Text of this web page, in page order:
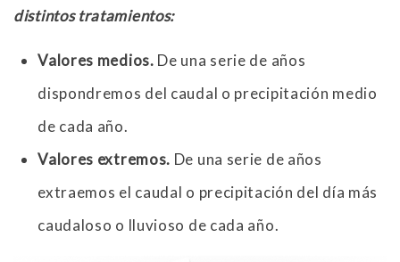
distintos tratamientos:
Valores medios. De una serie de años
dispondremos del caudal o precipitación medio
de cada año.
Valores extremos. De una serie de años
extraemos el caudal o precipitación del día más
caudaloso o lluvioso de cada año.